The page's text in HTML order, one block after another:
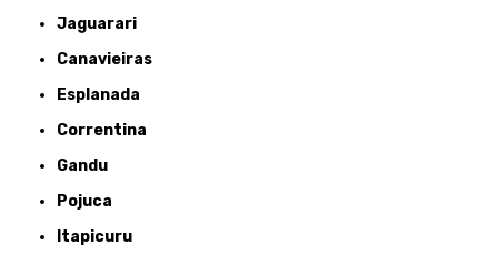
Jaguarari
Canavieiras
Esplanada
Correntina
Gandu
Pojuca
Itapicuru